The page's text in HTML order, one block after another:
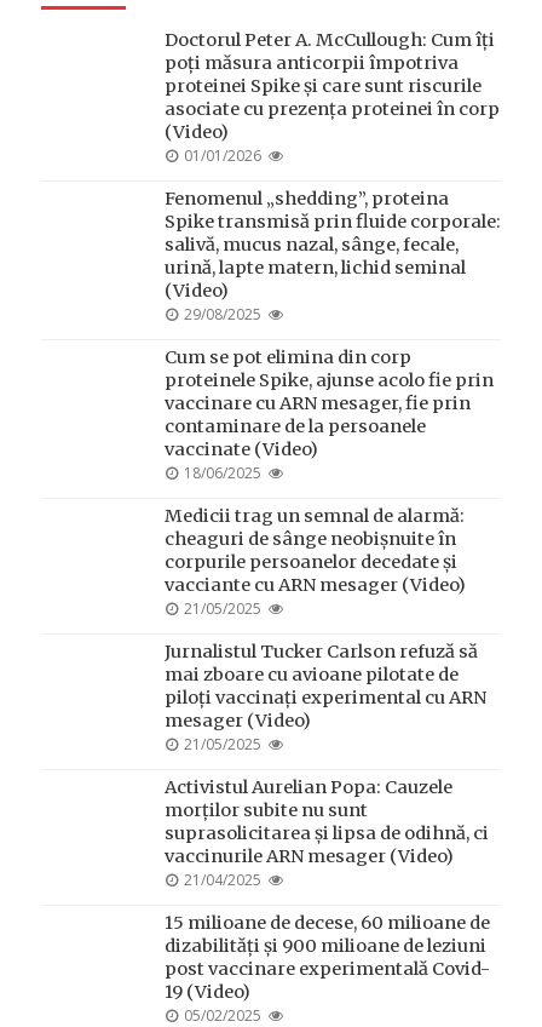
Doctorul Peter A. McCullough: Cum îți
poți măsura anticorpii împotriva
proteinei Spike și care sunt riscurile
asociate cu prezența proteinei în corp
(Video)
POSTED
01/01/2026
Fenomenul „shedding”, proteina
Spike transmisă prin fluide corporale:
salivă, mucus nazal, sânge, fecale,
urină, lapte matern, lichid seminal
(Video)
POSTED
29/08/2025
Cum se pot elimina din corp
proteinele Spike, ajunse acolo fie prin
vaccinare cu ARN mesager, fie prin
contaminare de la persoanele
vaccinate (Video)
POSTED
18/06/2025
Medicii trag un semnal de alarmă:
cheaguri de sânge neobișnuite în
corpurile persoanelor decedate și
vacciante cu ARN mesager (Video)
POSTED
21/05/2025
Jurnalistul Tucker Carlson refuză să
mai zboare cu avioane pilotate de
piloți vaccinați experimental cu ARN
mesager (Video)
POSTED
21/05/2025
Activistul Aurelian Popa: Cauzele
morților subite nu sunt
suprasolicitarea și lipsa de odihnă, ci
vaccinurile ARN mesager (Video)
POSTED
21/04/2025
15 milioane de decese, 60 milioane de
dizabilități și 900 milioane de leziuni
post vaccinare experimentală Covid-
19 (Video)
POSTED
05/02/2025